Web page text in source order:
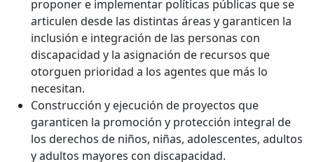
proponer e implementar políticas públicas que se
articulen desde las distintas áreas y garanticen la
inclusión e integración de las personas con
discapacidad y la asignación de recursos que
otorguen prioridad a los agentes que más lo
necesitan.
Construcción y ejecución de proyectos que
garanticen la promoción y protección integral de
los derechos de niños, niñas, adolescentes, adultos
y adultos mayores con discapacidad.